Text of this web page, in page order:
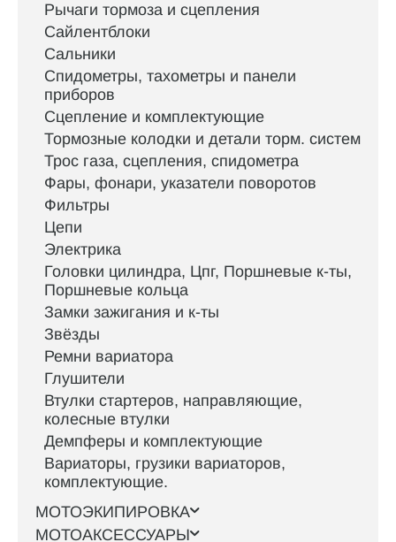
Рычаги тормоза и сцепления
Сайлентблоки
Сальники
Спидометры, тахометры и панели
приборов
Сцепление и комплектующие
Тормозные колодки и детали торм. систем
Трос газа, сцепления, спидометра
Фары, фонари, указатели поворотов
Фильтры
Цепи
Электрика
Головки цилиндра, Цпг, Поршневые к-ты,
Поршневые кольца
Замки зажигания и к-ты
Звёзды
Ремни вариатора
Глушители
Втулки стартеров, направляющие,
колесные втулки
Демпферы и комплектующие
Вариаторы, грузики вариаторов,
комплектующие.
МОТОЭКИПИРОВКА
МОТОАКСЕССУАРЫ